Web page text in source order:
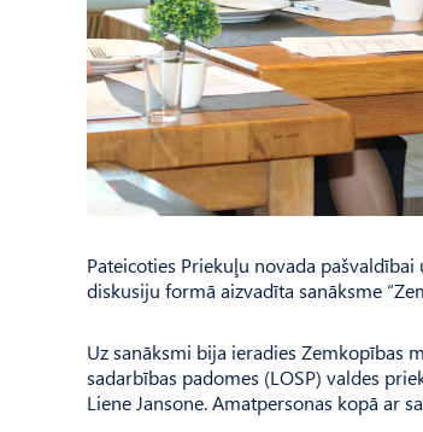
Pateicoties Priekuļu novada
diskusiju formā aizvadīta sanāksme
Uz sanāksmi bija ieradies Zemkopības
sadarbības padomes (LOSP) valdes
Liene Jansone. Amat­personas kopā ar